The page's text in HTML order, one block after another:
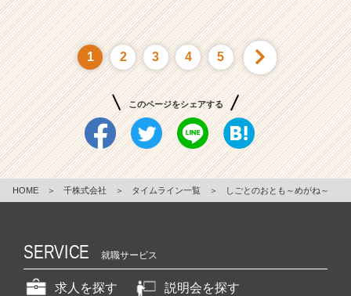
1 2 3 4 5
このページをシェアする
HOME ＞ 千株式会社 ＞ タイムライン一覧 ＞ しごとのおとも～めがね～
SERVICE 就職サービス
求人を探す
説明会を探す